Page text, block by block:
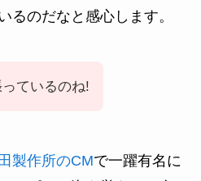
るのだなと感心します。
ているのね!
製作所のCMで一躍有名に